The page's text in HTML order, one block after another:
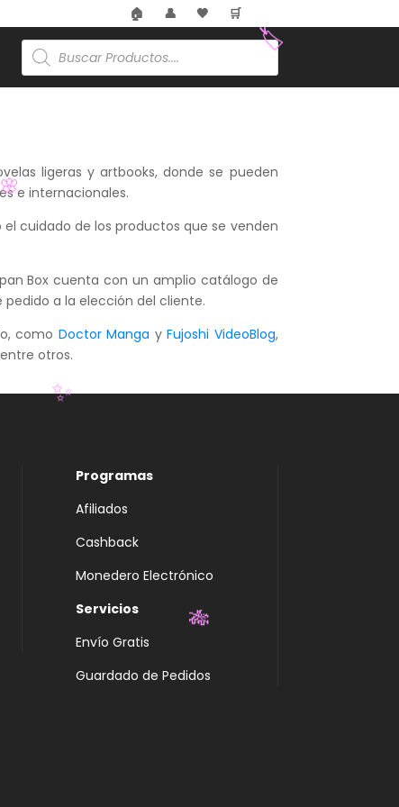
🏠 👤 🖤 🛒
Búsqueda
de
productos
ligeras y artbooks, donde se pueden
e internacionales.
cuidado de los productos que se venden
Box cuenta con un amplio catálogo de
a la elección del cliente.
como Doctor Manga yFujoshi VideoBlog,
otros.
Programas
Afiliados
Cashback
Monedero Electrónico
Servicios
Envío Gratis
Guardado de Pedidos
🏷️
🌸